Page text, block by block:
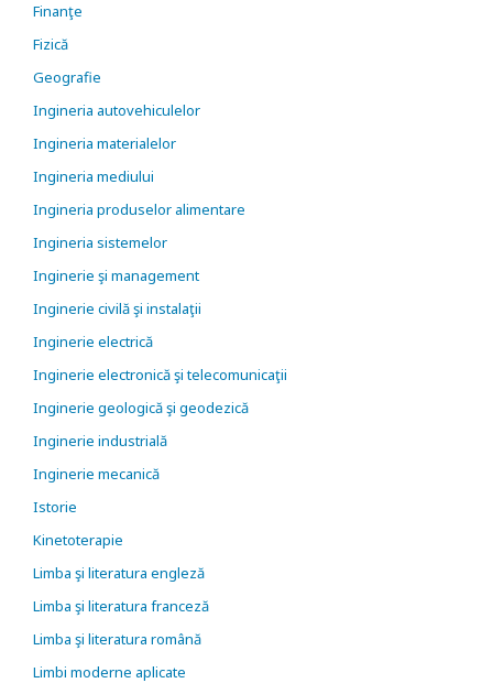
Finanţe
Fizică
Geografie
Ingineria autovehiculelor
Ingineria materialelor
Ingineria mediului
Ingineria produselor alimentare
Ingineria sistemelor
Inginerie şi management
Inginerie civilă şi instalaţii
Inginerie electrică
Inginerie electronică şi telecomunicaţii
Inginerie geologică şi geodezică
Inginerie industrială
Inginerie mecanică
Istorie
Kinetoterapie
Limba şi literatura engleză
Limba şi literatura franceză
Limba şi literatura română
Limbi moderne aplicate